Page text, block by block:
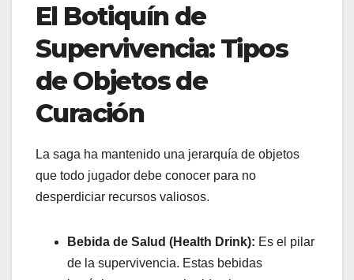
El Botiquín de
Supervivencia: Tipos
de Objetos de
Curación
La saga ha mantenido una jerarquía de objetos
que todo jugador debe conocer para no
desperdiciar recursos valiosos.
Bebida de Salud (Health Drink): Es el pilar
de la supervivencia. Estas bebidas